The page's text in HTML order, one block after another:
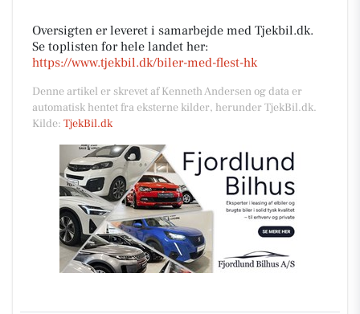
Oversigten er leveret i samarbejde med Tjekbil.dk.
Se toplisten for hele landet her:
https://www.tjekbil.dk/biler-med-flest-hk
Denne artikel er skrevet af Kenneth Andersen og data er
automatisk hentet fra eksterne kilder, herunder TjekBil.dk.
Kilde: TjekBil.dk